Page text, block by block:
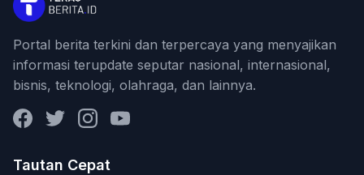
Portal berita terkini dan terpercaya yang menyajikan
informasi terupdate seputar nasional, internasional,
bisnis, teknologi, olahraga, dan lainnya.
FacebookTwitterInstagramYouTube
Tautan Cepat